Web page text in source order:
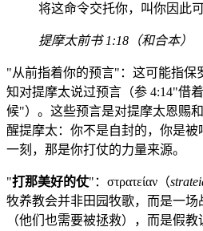
将这命令交托你，叫你因此
提摩太前书 1:18（和合本）
"从前指着你的预言"：这可能指保
知对提摩太说过预言（参 4:14"借
候"）。这些预言是对提摩太恩赐
醒提摩太：你不是自封的，你是
一刻，那是你打仗的力量来源。
"打那美好的仗"：στρατείαν（
牧养教会并非田园牧歌，而是一
（他们也需要被拯救），而是假